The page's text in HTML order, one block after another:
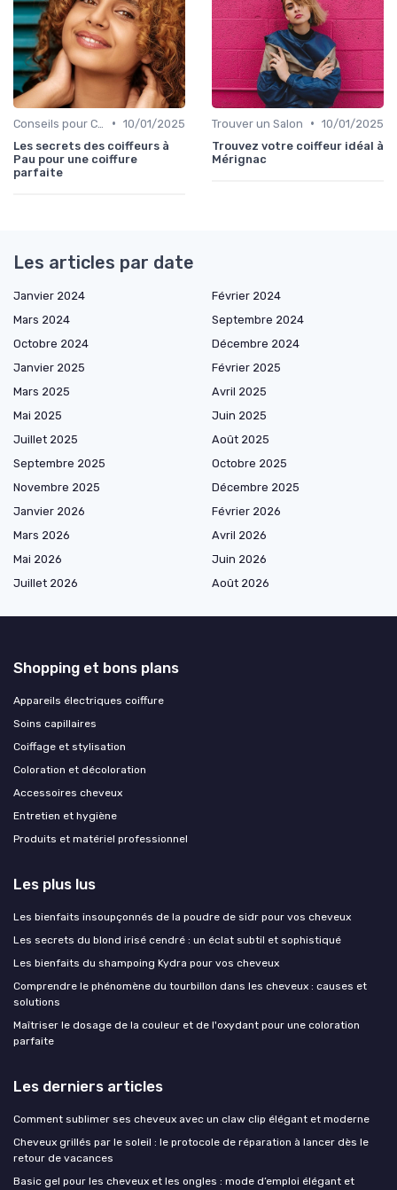
• 10/01/2025
Les secrets des coiffeurs à
Pau pour une coiffure
parfaite
Trouver un Salon • 10/01/2025
Trouvez votre coiffeur idéal à
Mérignac
Les articles par date
Janvier 2024
Février 2024
Mars 2024
Septembre 2024
Octobre 2024
Décembre 2024
Janvier 2025
Février 2025
Mars 2025
Avril 2025
Mai 2025
Juin 2025
Juillet 2025
Août 2025
Septembre 2025
Octobre 2025
Novembre 2025
Décembre 2025
Janvier 2026
Février 2026
Mars 2026
Avril 2026
Mai 2026
Juin 2026
Juillet 2026
Août 2026
Shopping et bons plans
Appareils électriques coiffure
Soins capillaires
Coiffage et stylisation
Coloration et décoloration
Accessoires cheveux
Entretien et hygiène
Produits et matériel professionnel
Les plus lus
Les bienfaits insoupçonnés de la poudre de sidr pour vos cheveux
Les secrets du blond irisé cendré : un éclat subtil et sophistiqué
Les bienfaits du shampoing Kydra pour vos cheveux
Comprendre le phénomène du tourbillon dans les cheveux : causes et
solutions
Maîtriser le dosage de la couleur et de l'oxydant pour une coloration
parfaite
Les derniers articles
Comment sublimer ses cheveux avec un claw clip élégant et moderne
Cheveux grillés par le soleil : le protocole de réparation à lancer dès le
retour de vacances
Basic gel pour les cheveux et les ongles : mode d’emploi élégant et